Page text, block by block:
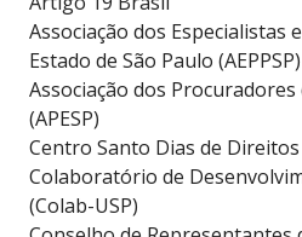
Associação dos Especialistas
Estado de São Paulo (AEPPSP)
Associação dos
(APESP)
Centro Santo Dias de
Colaboratório de
(Colab-USP)